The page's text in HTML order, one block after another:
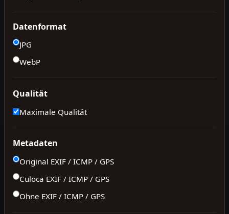
Datenformat
JPG
WebP
Qualität
Maximale Qualität
Metadaten
Original EXIF / ICMP / GPS
Culoca EXIF / ICMP / GPS
Ohne EXIF / ICMP / GPS